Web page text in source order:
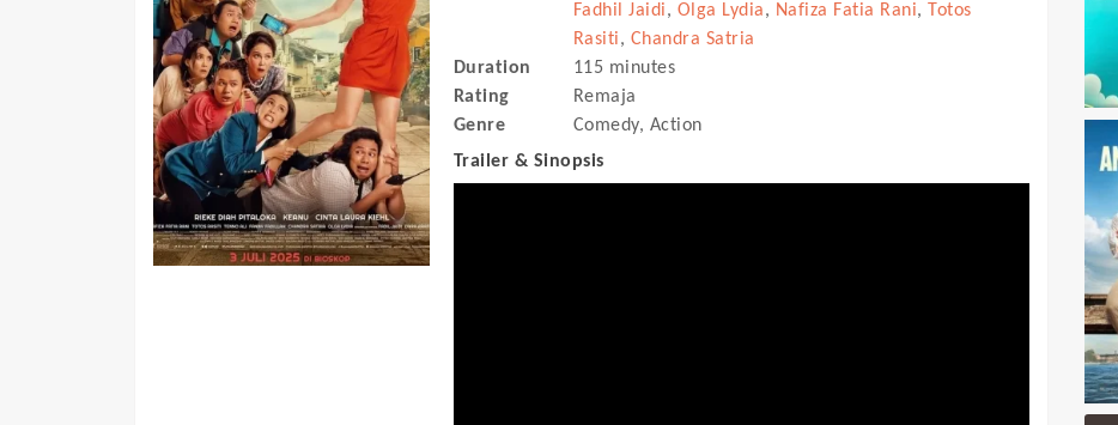
Fadhil Jaidi, Olga Lydia, Nafiza Fatia Rani,
Totos
Rasiti, Chandra Satria
Duration
115 minutes
Rating
Remaja
Genre
Comedy, Action
Trailer & Sinopsis